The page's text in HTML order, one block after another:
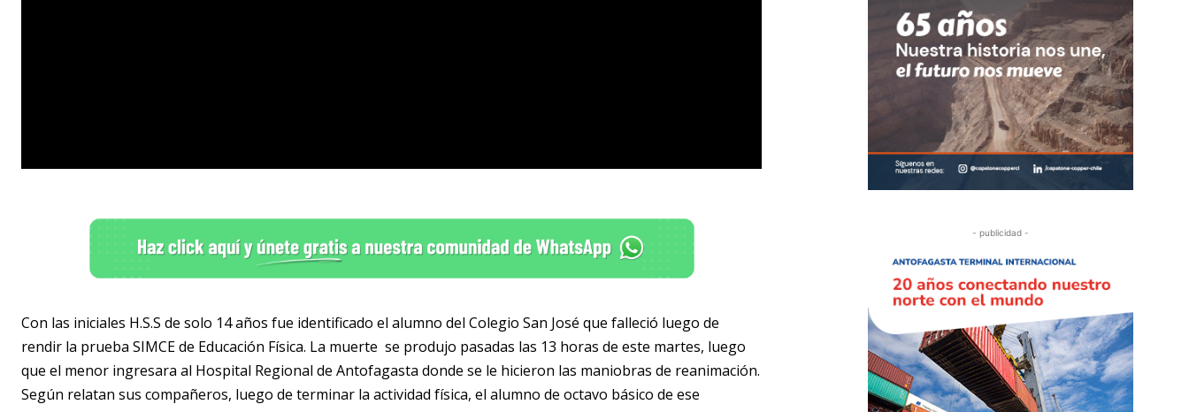
Con las iniciales H.S.S de solo 14 años fue identificado el alumno del Colegio San José que falleció luego de
rendir la prueba SIMCE de Educación Física. La muerte se produjo pasadas las 13 horas de este martes, luego
que el menor ingresara al Hospital Regional de Antofagasta donde se le hicieron las maniobras de reanimación.
Según relatan sus compañeros, luego de terminar la actividad física, el alumno de octavo básico de ese
- publicidad -